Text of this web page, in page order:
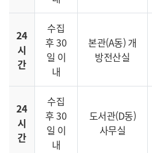
24
시
간
수집
후 30
일 이
내
본관(A동) 개
방전산실
24
시
간
수집
후 30
일 이
내
도서관(D동)
사무실